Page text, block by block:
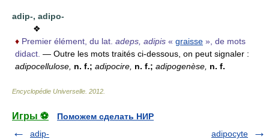
adip-, adipo-
❖
♦ Premier élément, du lat. adeps, adipis « graisse », de mots
didact. — Outre les mots traités ci-dessous, on peut signaler :
adipocellulose, n. f.; adipocire, n. f.; adipogenèse, n. f.
Encyclopédie Universelle 2012
Игры ⚽
Поможем сделать НИР
adip-
adipocyte